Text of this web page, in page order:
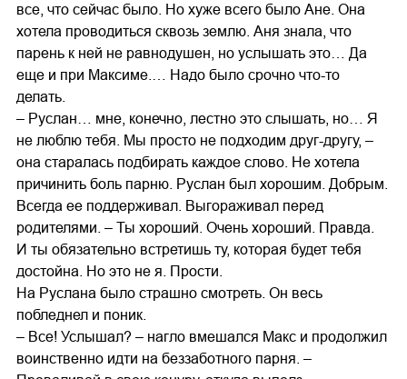
все, что сейчас было. Но хуже всего было Ане. Она
хотела проводиться сквозь землю. Аня знала, что
парень к ней не равнодушен, но услышать это… Да
еще и при Максиме.… Надо было срочно что-то
делать.
– Руслан… мне, конечно, лестно это слышать, но… Я
не люблю тебя. Мы просто не подходим друг-другу, –
она старалась подбирать каждое слово. Не хотела
причинить боль парню. Руслан был хорошим. Добрым.
Всегда ее поддерживал. Выгораживал перед
родителями. – Ты хороший. Очень хороший. Правда.
И ты обязательно встретишь ту, которая будет тебя
достойна. Но это не я. Прости.
На Руслана было страшно смотреть. Он весь
побледнел и поник.
– Все! Услышал? – нагло вмешался Макс и продолжил
воинственно идти на беззаботного парня. –